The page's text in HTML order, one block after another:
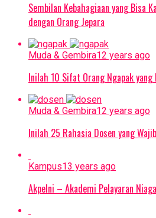
Sembilan Kebahagiaan yang Bisa
dengan Orang Jepara
Muda & Gembira12 years ago
Inilah 10 Sifat Orang Ngapak
Muda & Gembira12 years ago
Inilah 25 Rahasia Dosen yang
Kampus13 years ago
Akpelni – Akademi Pelayaran